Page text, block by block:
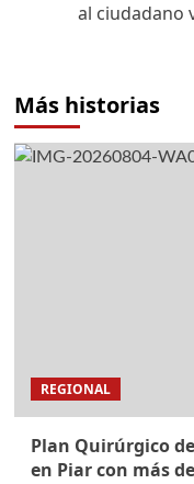
al ciudadano
Más historias
REGIONAL
Plan Quirúrgico
en Piar con más